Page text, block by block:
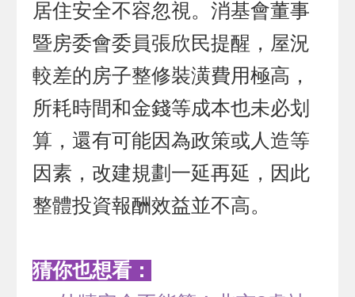
居住安全不容忽視。消基會董事
暨房委會委員張欣民提醒，屋況
較差的房子整修裝潢費用極高，
所耗時間和金錢等成本也未必划
算，還有可能因為政策或人造等
因素，改建規劃一延再延，因此
整體投資報酬效益並不高。
猜你也想看：